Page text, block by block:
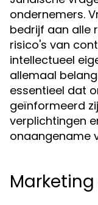
ondernemers.
bedrijf aan alle
risico's van
intellectueel
allemaal
essentieel dat
geïnformeerd
verplichtingen
onaangename